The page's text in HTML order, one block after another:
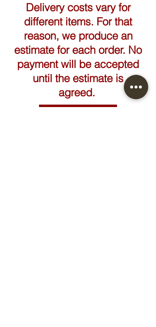
Delivery costs vary for
different items. For that
reason, we produce an
estimate for each order. No
payment will be accepted
until the estimate is
agreed.
FAIRE UN DEVIS